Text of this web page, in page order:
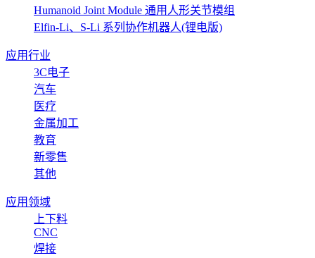
Humanoid Joint Module 通用人形关节模组
Elfin-Li、S-Li 系列协作机器人(锂电版)
应用行业
3C电子
汽车
医疗
金属加工
教育
新零售
其他
应用领域
上下料
CNC
焊接